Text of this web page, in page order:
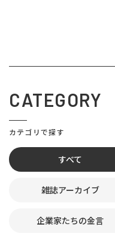
CATEGORY
カテゴリで探す
すべて
雑誌アーカイブ
企業家たちの金言